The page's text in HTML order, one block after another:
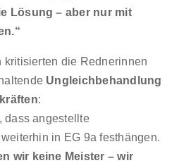
Lösung – aber nur mit
kritisierten die Rednerinnen
Ungleichbehandlung
:
dass angestellte
in EG 9a festhängen.
wir keine Meister – wir